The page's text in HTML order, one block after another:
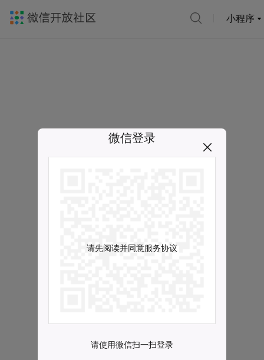
小程序
微信登录
请先阅读并同意服务协议
请使用微信扫一扫登录